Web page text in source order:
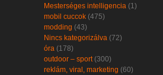
Mesterséges intelligencia (1)
mobil cuccok (475)
modding (43)
Nincs kategorizálva (72)
óra (178)
outdoor – sport (300)
reklám, viral, marketing (60)